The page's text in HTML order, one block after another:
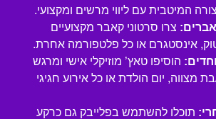
המיטבית עם ליווי מרשים ומקצועי.
צרו סרטוני קאבר מקצועיים
אינסטגרם או כל פלטפורמה אחרת.
הוסיפו טאץ’ מוזיקלי אישי ומרגש
מצווה, יום הולדת או כל אירוע חגיגי
תוכלו להשתמש בפלייבק גם כרקע